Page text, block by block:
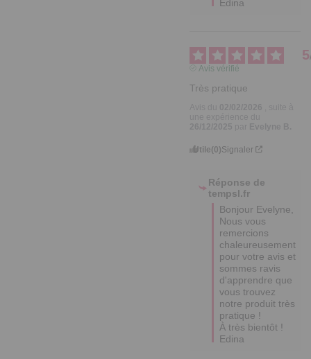
Edina
5
Avis vérifié
Très pratique
Utile(0)Signaler
Réponse de
tempsl.fr
Bonjour Evelyne,
Nous vous
remercions
chaleureusement
pour votre avis et
sommes ravis
d'apprendre que
vous trouvez
notre produit très
pratique !
À très bientôt !
Edina